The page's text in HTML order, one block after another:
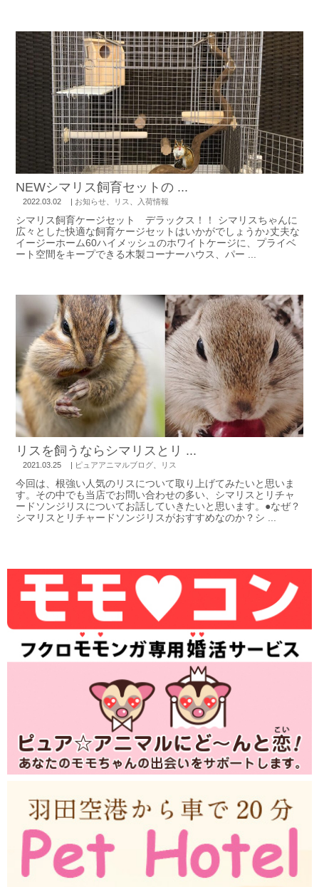
NEWシマリス飼育セットの ...
2022.03.02 | お知らせ リス 入荷情報
シマリス飼育ケージセット デラックス！！ シマリスちゃんに
広々とした快適な飼育ケージセットはいかがでしょうか♪丈夫な
イージーホーム60ハイメッシュのホワイトケージに、プライベ
ート空間をキープできる木製コーナーハウス、パー ...
リスを飼うならシマリスとリ ...
2021.03.25 | ピュアアニマルブログ リス
今回は、根強い人気のリスについて取り上げてみたいと思いま
す。その中でも当店でお問い合わせの多い、シマリスとリチャ
ードソンジリスについてお話していきたいと思います。●なぜ？
シマリスとリチャードソンジリスがおすすめなのか？シ ...